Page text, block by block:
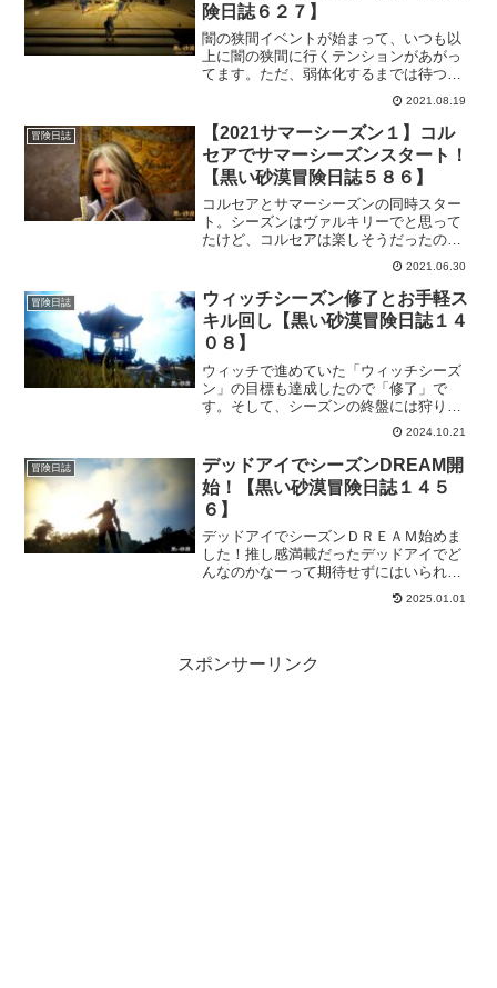
険日誌６２７】
闇の狭間イベントが始まって、いつも以
上に闇の狭間に行くテンションがあがっ
てます。ただ、弱体化するまでは待つつ
もりだけど。そうはいってもイベント期
間も限られているので、もしかしたら出
現ホヤホヤでも行かないといけないか
も。なので位置とか箱を確認してまし
た。
2021.08.19
冒険日誌
【2021サマーシーズン１】コル
セアでサマーシーズンスタート！
【黒い砂漠冒険日誌５８６】
コルセアとサマーシーズンの同時スター
ト。シーズンはヴァルキリーでと思って
たけど、コルセアは楽しそうだったので
誘惑に負けました。その分、始めたばか
りですけど楽しめてます。操作に不慣れ
だから時々キャラを見失うけど、徐々に
慣れて行こうかな。
2021.06.30
冒険日誌
ウィッチシーズン修了とお手軽ス
キル回し【黒い砂漠冒険日誌１４
０８】
ウィッチで進めていた「ウィッチシーズ
ン」の目標も達成したので「修了」で
す。そして、シーズンの終盤には狩りを
してレベル上げが残ってるので、いつも
どおり「ポリの森」で狩りをします。そ
の時に私なりの「お手軽スキル回し」も
紹介しておきます。
2024.10.21
冒険日誌
デッドアイでシーズンDREAM開
始！【黒い砂漠冒険日誌１４５
６】
デッドアイでシーズンＤＲＥＡＭ始めま
した！推し感満載だったデッドアイでど
んなのかなーって期待せずにはいられま
せんｗまた、新しくなったシーズンの
「ＤＲＥＡＭ」はどんな夢を見せてくれ
2025.01.01
スポンサーリンク